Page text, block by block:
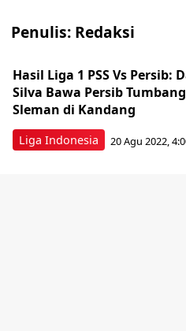
Penulis: Redaksi
Liga Indonesia
Hasil Liga 1 PSS Vs Persib:
Silva Bawa Persib
Sleman di Kandang
20 Agu 2022,